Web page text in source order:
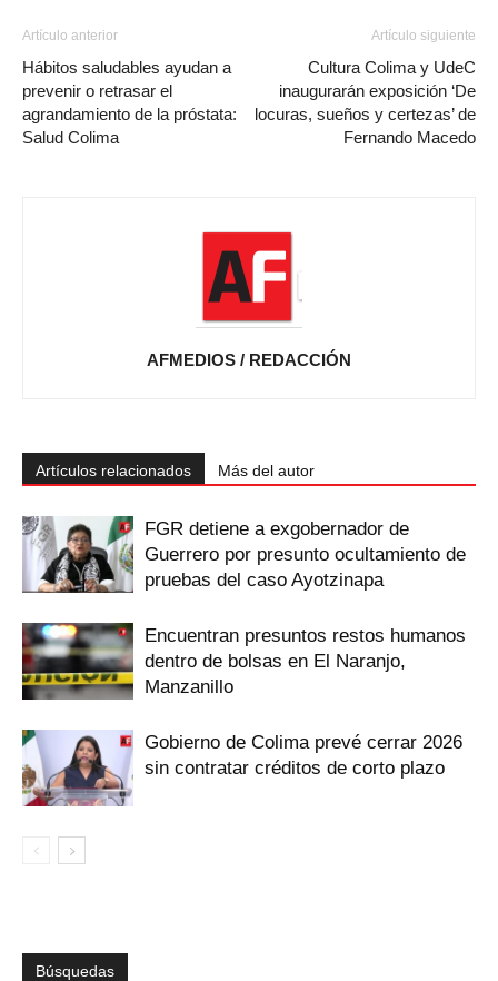
Artículo anterior
Hábitos saludables ayudan a
prevenir o retrasar el
agrandamiento de la próstata:
Salud Colima
Artículo siguiente
Cultura Colima y UdeC
inaugurarán exposición ‘De
locuras, sueños y certezas’ de
Fernando Macedo
AFMEDIOS / REDACCIÓN
Artículos relacionados Más del autor
FGR detiene a exgobernador de
Guerrero por presunto ocultamiento de
pruebas del caso Ayotzinapa
Encuentran presuntos restos humanos
dentro de bolsas en El Naranjo,
Manzanillo
Gobierno de Colima prevé cerrar 2026
sin contratar créditos de corto plazo
Búsquedas